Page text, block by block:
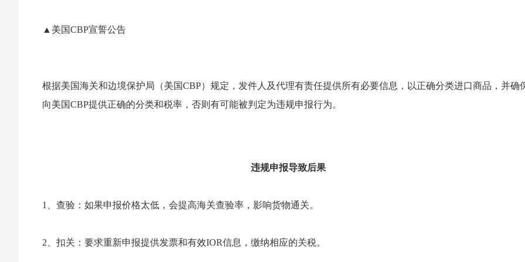
▲美国CBP宣誓公告
根据美国海关和边境保护局（美国CBP）规定，发件人及代理有责任提供所有必要信息，以正确分类进口商品，并确
向美国CBP提供正确的分类和税率，否则有可能被判定为违规申报行为。
违规申报导致后果
1、查验：如果申报价格太低，会提高海关查验率，影响货物通关。
2、扣关：要求重新申报提供发票和有效IOR信息，缴纳相应的关税。